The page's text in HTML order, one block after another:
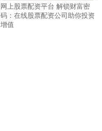
网上股票配资平台 解锁财富密
码：在线股票配资公司助你投资
增值